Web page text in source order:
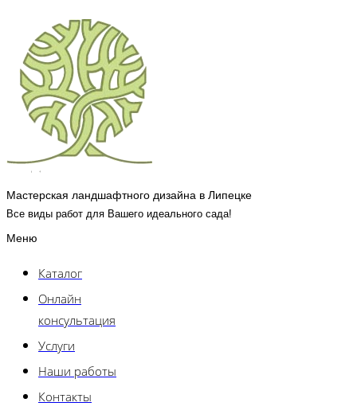
Мастерская ландшафтного дизайна в Липецке
Все виды работ для Вашего идеального сада!
Меню
Каталог
Онлайн
консультация
Услуги
Наши работы
Контакты